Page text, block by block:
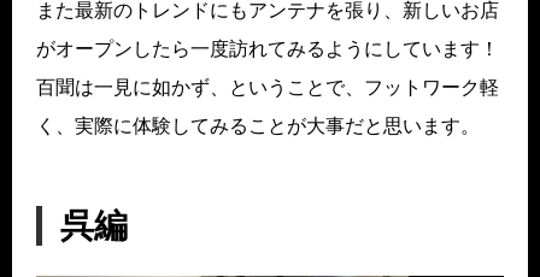
また最新のトレンドにもアンテナを張り、新しいお店
がオープンしたら一度訪れてみるようにしています！
百聞は一見に如かず、ということで、フットワーク軽
く、実際に体験してみることが大事だと思います。
呉編